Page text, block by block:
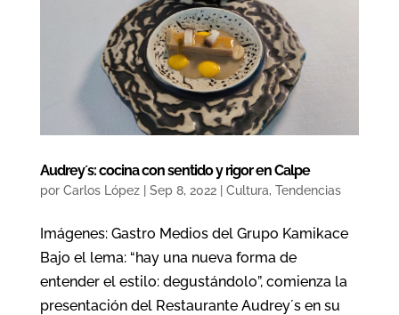
Audrey´s: cocina con sentido y rigor en Calpe
por Carlos López| Sep 8, 2022| Cultura, Tendencias
Imágenes: Gastro Medios del Grupo Kamikace
Bajo el lema: “hay una nueva forma de
entender el estilo: degustándolo”, comienza la
presentación del Restaurante Audrey´s en su